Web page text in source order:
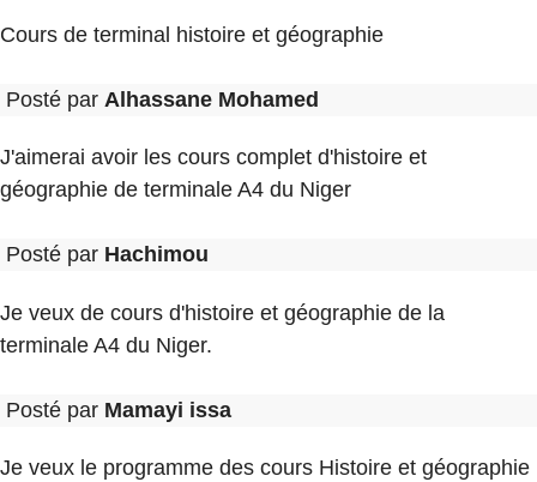
Cours de terminal histoire et géographie
Posté par Alhassane Mohamed
J'aimerai avoir les cours complet d'histoire et
géographie de terminale A4 du Niger
Posté par Hachimou
Je veux de cours d'histoire et géographie de la
terminale A4 du Niger.
Posté par Mamayi issa
Je veux le programme des cours Histoire et géographie